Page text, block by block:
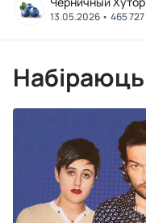
13.05.2026 465